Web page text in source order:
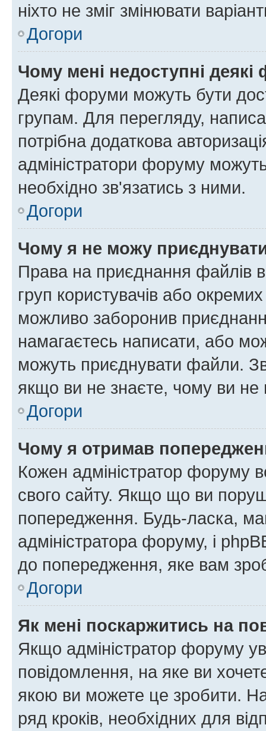
ніхто не зміг змінювати
Догори
Чому мені недоступні
Деякі форуми можуть бути
групам. Для перегляду,
потрібна додаткова
адміністратори форуму
необхідно зв'язатись з ними.
Догори
Чому я не можу
Права на приєднання файлів
груп користувачів або
можливо заборонив
намагаєтесь написати, або
можуть приєднувати файли.
якщо ви не знаєте, чому ви
Догори
Чому я отримав
Кожен адміністратор форуму
свого сайту. Якщо що ви
попередження. Будь-ласка,
адміністратора форуму, і
до попередження, яке вам
Догори
Як мені поскаржитись на
Якщо адміністратор форуму
повідомлення, на яке ви
якою ви можете це зробити.
ряд кроків, необхідних для